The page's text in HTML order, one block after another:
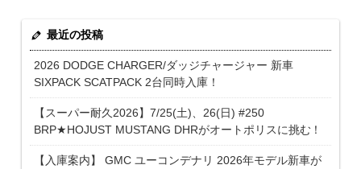
最近の投稿
2026 DODGE CHARGER/ダッジチャージャー 新車
SIXPACK SCATPACK 2台同時入庫！
【スーパー耐久2026】7/25(土)、26(日) #250
BRP★HOJUST MUSTANG DHRがオートポリスに挑む！
【入庫案内】 GMC ユーコンデナリ 2026年モデル新車が